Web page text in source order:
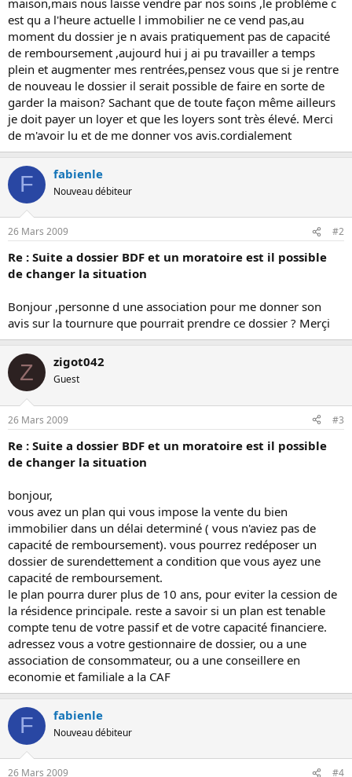
est qu a l'heure actuelle l immobilier ne ce vend pas,au
moment du dossier je n avais pratiquement pas de capacité
de remboursement ,aujourd hui j ai pu travailler a temps
plein et augmenter mes rentrées,pensez vous que si je rentre
de nouveau le dossier il serait possible de faire en sorte de
garder la maison? Sachant que de toute façon même ailleurs
je doit payer un loyer et que les loyers sont très élevé. Merci
de m'avoir lu et de me donner vos avis.cordialement
F fabienle
Nouveau débiteur
26 Mars 2009 #2
Re : Suite a dossier BDF et un moratoire est il possible
de changer la situation
Bonjour ,personne d une association pour me donner son
avis sur la tournure que pourrait prendre ce dossier ? Merçi
Z zigot042
Guest
26 Mars 2009 #3
Re : Suite a dossier BDF et un moratoire est il possible
de changer la situation
bonjour,
vous avez un plan qui vous impose la vente du bien
immobilier dans un délai determiné ( vous n'aviez pas de
capacité de remboursement). vous pourrez redéposer un
dossier de surendettement a condition que vous ayez une
capacité de remboursement.
le plan pourra durer plus de 10 ans, pour eviter la cession de
la résidence principale. reste a savoir si un plan est tenable
compte tenu de votre passif et de votre capacité financiere.
adressez vous a votre gestionnaire de dossier, ou a une
association de consommateur, ou a une conseillere en
economie et familiale a la CAF
F fabienle
Nouveau débiteur
26 Mars 2009 #4